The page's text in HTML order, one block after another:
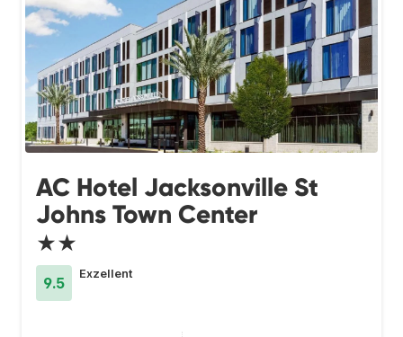
AC Hotel Jacksonville St
Johns Town Center
★★
9.5
Exzellent